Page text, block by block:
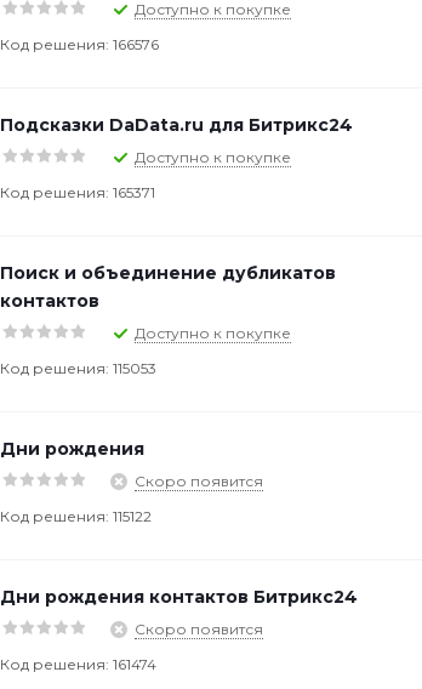
Доступно к покупке
Код решения: 166576
Подсказки DaData.ru для Битрикс24
Доступно к покупке
Код решения: 165371
Поиск и объединение дубликатов
контактов
Доступно к покупке
Код решения: 115053
Дни рождения
Скоро появится
Код решения: 115122
Дни рождения контактов Битрикс24
Скоро появится
Код решения: 161474